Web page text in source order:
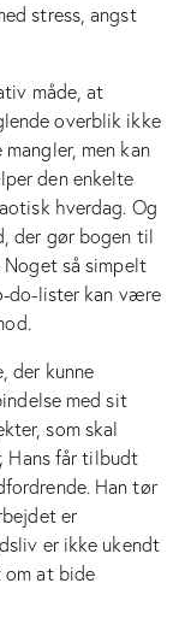
stress, angst
måde, at
overblik ikke
men kan
den enkelte
hverdag. Og
der gør bogen til
så simpelt
do-lister kan være
der kunne
med sit
som skal
Hans får tilbudt
Han tør
er
er ikke ukendt
at bide